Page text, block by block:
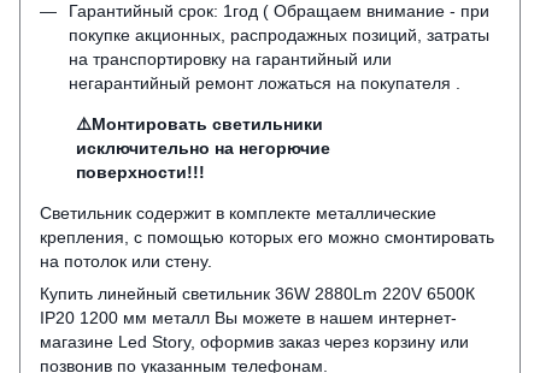
Гарантийный срок: 1год ( Обращаем внимание - при
покупке акционных, распродажных позиций, затраты
на транспортировку на гарантийный или
негарантийный ремонт ложаться на покупателя .
⚠️Монтировать светильники
исключительно на негорючие
поверхности!!!
Светильник содержит в комплекте металлические
крепления, с помощью которых его можно смонтировать
на потолок или стену.
Купить линейный светильник 36W 2880Lm 220V 6500К
IP20 1200 мм металл Вы можете в нашем интернет-
магазине Led Story, оформив заказ через корзину или
позвонив по указанным телефонам.